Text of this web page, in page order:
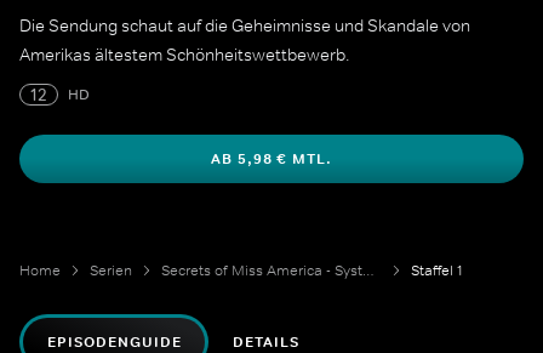
Die Sendung schaut auf die Geheimnisse und Skandale von
Amerikas ältestem Schönheitswettbewerb.
12
HD
AB 5,98 € MTL.
Home Serien Secrets of Miss America - System der Ausbeutung Staffel 1
EPISODENGUIDE DETAILS